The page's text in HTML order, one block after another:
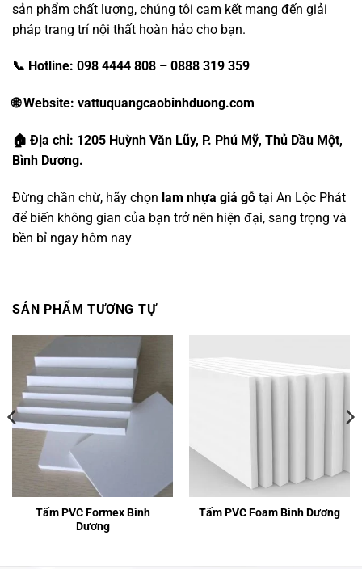
sản phẩm chất lượng, chúng tôi cam kết mang đến giải
pháp trang trí nội thất hoàn hảo cho bạn.
📞 Hotline: 098 4444 808 – 0888 319 359
🌐 Website: vattuquangcaobinhduong.com
🏠 Địa chỉ: 1205 Huỳnh Văn Lũy, P. Phú Mỹ, Thủ Dầu Một,
Bình Dương.
Đừng chần chừ, hãy chọn lam nhựa giả gỗ tại An Lộc Phát
để biến không gian của bạn trở nên hiện đại, sang trọng và
bền bỉ ngay hôm nay
SẢN PHẨM TƯƠNG TỰ
Tấm PVC Formex Bình
Dương
Tấm PVC Foam Bình Dương